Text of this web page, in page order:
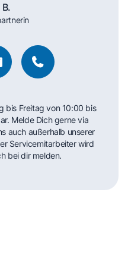
bis Freitag von 10:00 bis
Melde Dich gerne via
auch außerhalb unserer
Servicemitarbeiter wird
bei dir melden.